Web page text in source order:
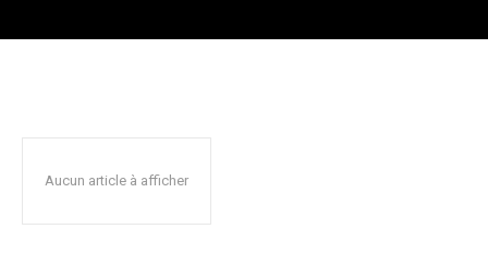
Aucun article à afficher